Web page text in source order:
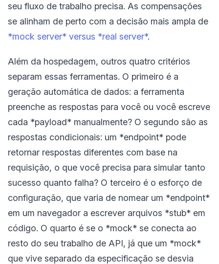
seu fluxo de trabalho precisa. As compensações
se alinham de perto com a decisão mais ampla de
*mock server* versus *real server*.
Além da hospedagem, outros quatro critérios
separam essas ferramentas. O primeiro é a
geração automática de dados: a ferramenta
preenche as respostas para você ou você escreve
cada *payload* manualmente? O segundo são as
respostas condicionais: um *endpoint* pode
retornar respostas diferentes com base na
requisição, o que você precisa para simular tanto
sucesso quanto falha? O terceiro é o esforço de
configuração, que varia de nomear um *endpoint*
em um navegador a escrever arquivos *stub* em
código. O quarto é se o *mock* se conecta ao
resto do seu trabalho de API, já que um *mock*
que vive separado da especificação se desvia